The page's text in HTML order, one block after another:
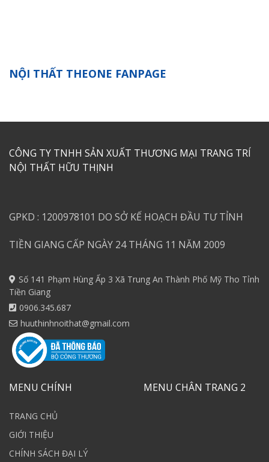
NỘI THẤT THEONE FANPAGE
CÔNG TY TNHH SẢN XUẤT THƯƠNG MẠI TRANG TRÍ
NỘI THẤT HỮU THỊNH
GPKD : 1200978101 DO SỞ KẾ HOẠCH ĐẦU TƯ TỈNH
TIỀN GIANG CẤP NGÀY 24 THÁNG 11 NĂM 2009
Số 141 Phạm Hùng Ấp 3 Xã Trung An Thành Phố Mỹ Tho Tỉnh
Tiền Giang
0906.345.687
huuthinhnoithat@gmail.com
MENU CHÍNH
TRANG CHỦ
GIỚI THIỆU
CHÍNH SÁCH ĐẠI LÝ
MENU CHÂN TRANG 2